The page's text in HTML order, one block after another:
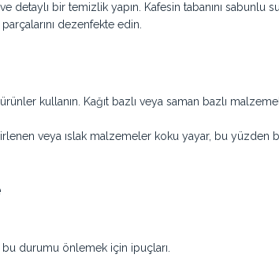
detaylı bir temizlik yapın. Kafesin tabanını sabunlu
dezenfekte edin.
kullanın. Kağıt bazlı veya saman bazlı
veya ıslak malzemeler koku yayar, bu yüzden
bu durumu önlemek için ipuçları.